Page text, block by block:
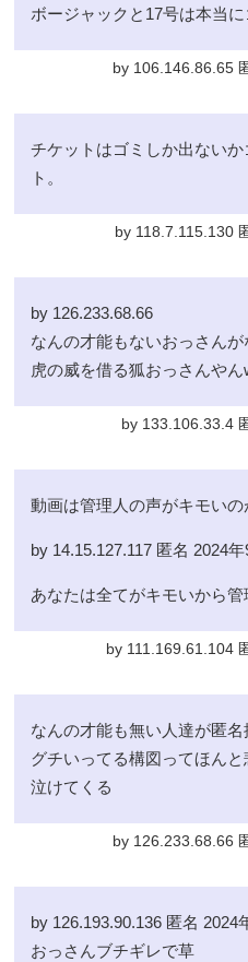
ボージャックと17号は本当に
by 106.146.86.65
チケットはゴミしか出ない
ト。
by 118.7.115.130
by 126.233.68.66
なんの才能もないおっさん
虎の威を借る狐おっさんやん
by 133.106.33.4
動画は管理人の声がキモいの
by 14.15.127.117 匿名 2024
あなたは全てがキモいから
by 111.169.61.104
なんの才能も無い人達が匿
グチいってる構図ってほん
泣けてくる
by 126.233.68.66
by 126.193.90.136 匿名
おっさんブチギレで草